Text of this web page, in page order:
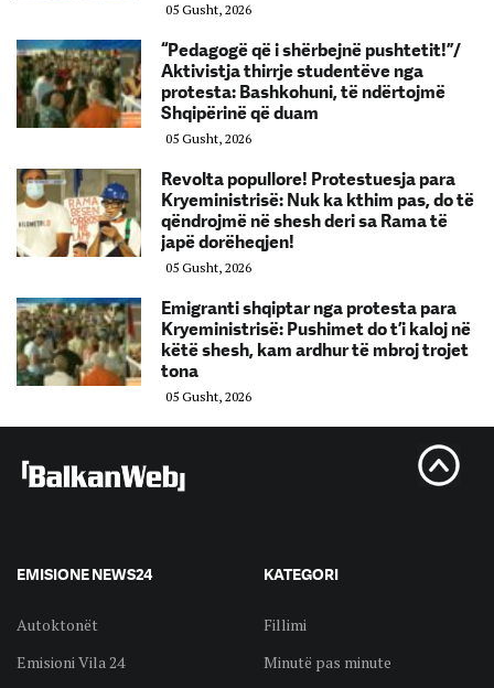
05 Gusht, 2026
“Pedagogë që i shërbejnë pushtetit!”/
Aktivistja thirrje studentëve nga
protesta: Bashkohuni, të ndërtojmë
Shqipërinë që duam
05 Gusht, 2026
Revolta popullore! Protestuesja para
Kryeministrisë: Nuk ka kthim pas, do të
qëndrojmë në shesh deri sa Rama të
japë dorëheqjen!
05 Gusht, 2026
Emigranti shqiptar nga protesta para
Kryeministrisë: Pushimet do t’i kaloj në
këtë shesh, kam ardhur të mbroj trojet
tona
05 Gusht, 2026
EMISIONE NEWS24
Autoktonët
Emisioni Vila 24
KATEGORI
Fillimi
Minutë pas minute